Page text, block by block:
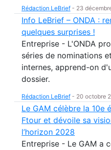
Rédaction LeBrief - 23
Info LeBrief – ONDA :
quelques surprises !
Entreprise - L'ONDA
séries de nominations
internes, apprend-on
dossier.
Rédaction LeBrief - 20 octobre
Le GAM célèbre la 10e
Ftour et dévoile sa
l’horizon 2028
Entreprise - Le GAM a